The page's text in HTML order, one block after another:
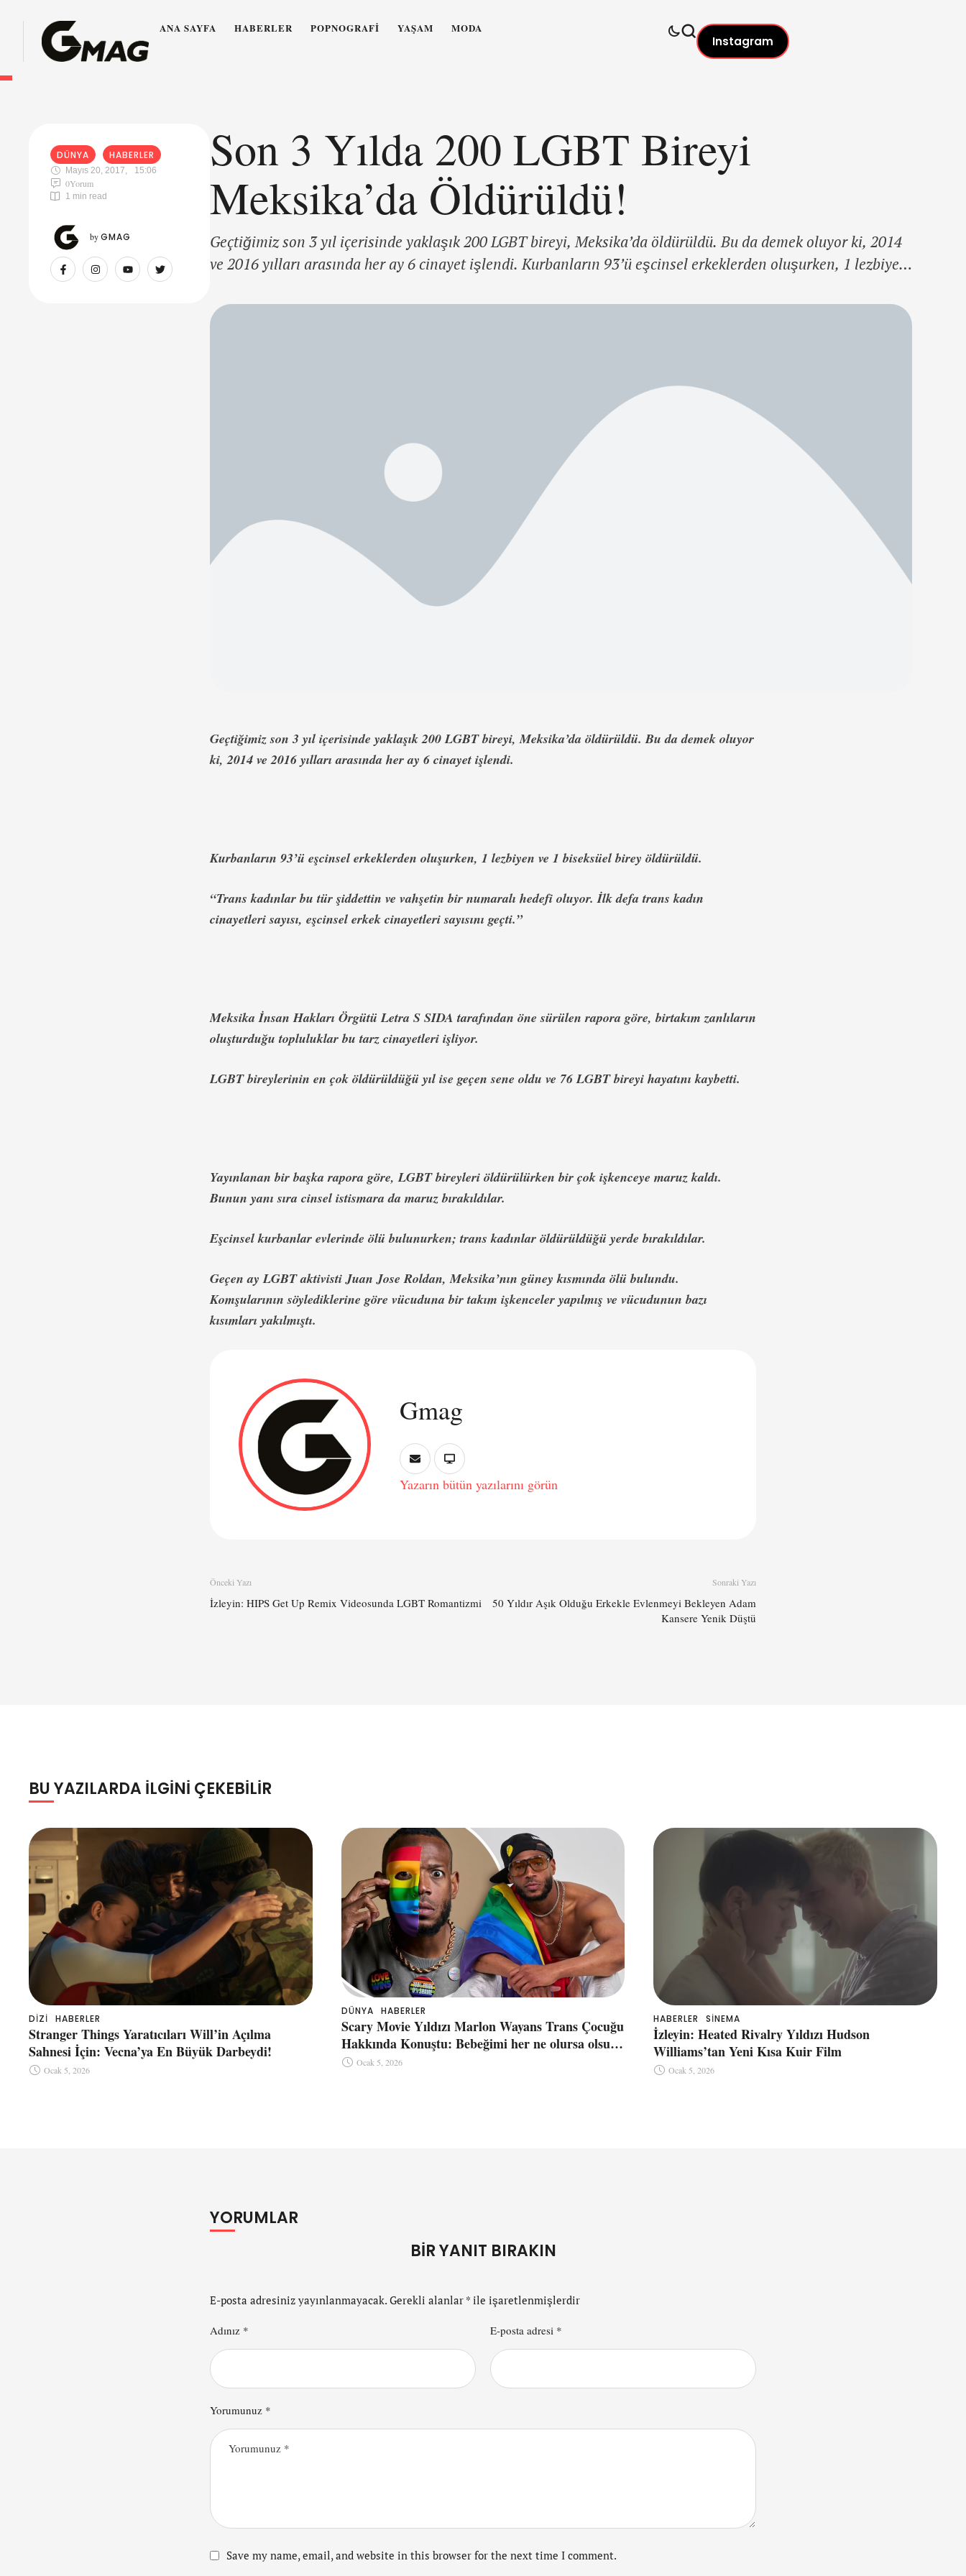
ANA SAYFA HABERLER POPNOGRAFI YAŞAM MODA
Instagram
DÜNYA HABERLER
Mayıs 20, 2017, 15:06
0Yorum
1 min read
by GMAG
Son 3 Yılda 200 LGBT Bireyi
Meksika’da Öldürüldü!
Geçtiğimiz son 3 yıl içerisinde yaklaşık 200 LGBT bireyi, Meksika’da öldürüldü. Bu da demek oluyor ki, 2014
ve 2016 yılları arasında her ay 6 cinayet işlendi. Kurbanların 93’ü eşcinsel erkeklerden oluşurken, 1 lezbiyen
defa trans kadın cinayetleri sayısı, …
Geçtiğimiz son 3 yıl içerisinde yaklaşık 200 LGBT bireyi, Meksika’da öldürüldü. Bu da demek oluyor
ki, 2014 ve 2016 yılları arasında her ay 6 cinayet işlendi.
Kurbanların 93’ü eşcinsel erkeklerden oluşurken, 1 lezbiyen ve 1 biseksüel birey öldürüldü.
“Trans kadınlar bu tür şiddettin ve vahşetin bir numaralı hedefi oluyor. İlk defa trans kadın
cinayetleri sayısı, eşcinsel erkek cinayetleri sayısını geçti.”
Meksika İnsan Hakları Örgütü Letra S SIDA tarafından öne sürülen rapora göre, birtakım zanlıların
oluşturduğu topluluklar bu tarz cinayetleri işliyor.
LGBT bireylerinin en çok öldürüldüğü yıl ise geçen sene oldu ve 76 LGBT bireyi hayatını kaybetti.
Yayınlanan bir başka rapora göre, LGBT bireyleri öldürülürken bir çok işkenceye maruz kaldı.
Bunun yanı sıra cinsel istismara da maruz bırakıldılar.
Eşcinsel kurbanlar evlerinde ölü bulunurken; trans kadınlar öldürüldüğü yerde bırakıldılar.
Geçen ay LGBT aktivisti Juan Jose Roldan, Meksika’nın güney kısmında ölü bulundu.
Komşularının söylediklerine göre vücuduna bir takım işkenceler yapılmış ve vücudunun bazı
kısımları yakılmıştı.
Gmag
Yazarın bütün yazılarını görün
Önceki Yazı
İzleyin: HIPS Get Up Remix Videosunda LGBT Romantizmi
Sonraki Yazı
50 Yıldır Aşık Olduğu Erkekle Evlenmeyi Bekleyen Adam
Kansere Yenik Düştü
BU YAZILARDA ILGINI ÇEKEBILIR
DIZI HABERLER
Stranger Things Yaratıcıları Will’in Açılma
Sahnesi İçin: Vecna’ya En Büyük Darbeydi!
Ocak 5, 2026
DÜNYA HABERLER
Scary Movie Yıldızı Marlon Wayans Trans Çocuğu
Hakkında Konuştu: Bebeğimi her ne olursa olsun
seveceğim
Ocak 5, 2026
HABERLER SINEMA
İzleyin: Heated Rivalry Yıldızı Hudson
Williams’tan Yeni Kısa Kuir Film
Ocak 5, 2026
YORUMLAR
BIR YANIT BIRAKIN
E-posta adresiniz yayınlanmayacak. Gerekli alanlar * ile işaretlenmişlerdir
Yorumunuz *
Adınız * E-posta adresi *
Save my name, email, and website in this browser for the next time I comment.